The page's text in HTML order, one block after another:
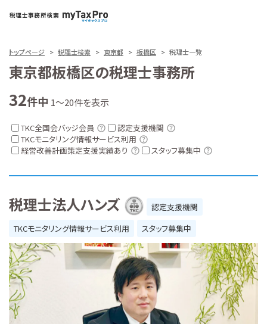
トップページ 税理士検索 東京都 板橋区 税理士一覧
東京都板橋区の税理士事務所
32件中 1～20件を表示
TKC全国会バッジ会員
認定支援機関
TKCモニタリング情報サービス利用
経営改善計画策定支援実績あり
スタッフ募集中
税理士法人ハンズ
認定支援機関
TKCモニタリング情報サービス利用
スタッフ募集中